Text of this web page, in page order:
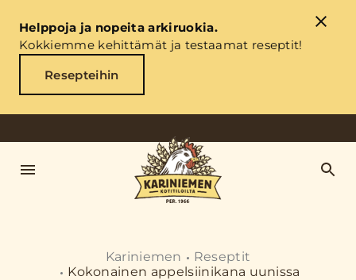
Helppoja ja nopeita arkiruokia.
Kokkiemme kehittämät ja testaamat reseptit!
Resepteihin
Kariniemen
Reseptit
Kokonainen appelsiinikana uunissa